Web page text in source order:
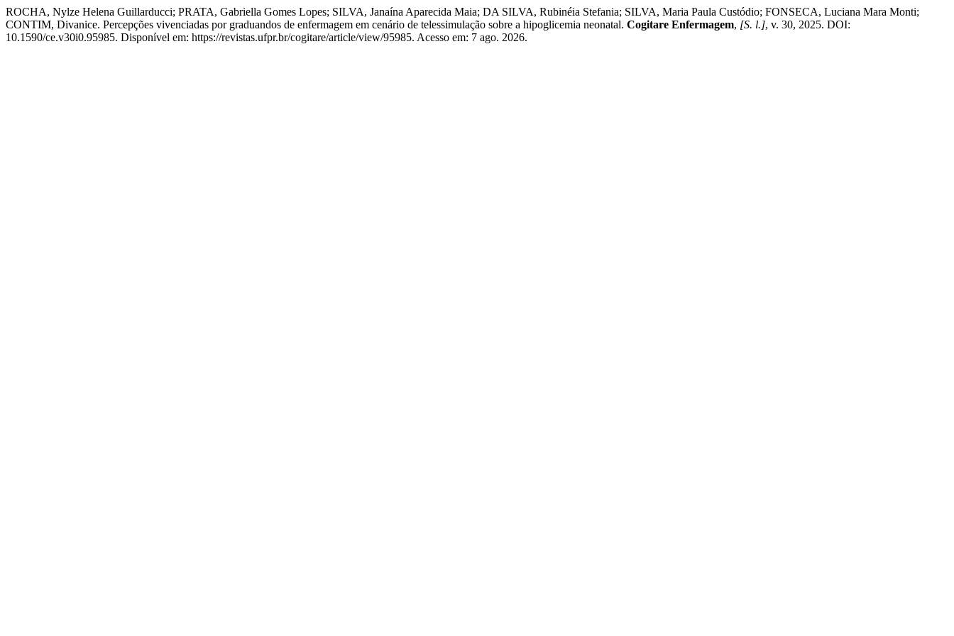
ROCHA, Nylze Helena Guillarducci; PRATA, Gabriella Gomes Lopes; SILVA, Janaína Aparecida Maia; DA SILVA, Rubinéia Stefania; SILVA, Maria Paula Custódio; FONSECA, Luciana Mara Monti;
CONTIM, Divanice. Percepções vivenciadas por graduandos de enfermagem em cenário de telessimulação sobre a hipoglicemia neonatal. Cogitare Enfermagem, [S. l.], v. 30, 2025. DOI:
10.1590/ce.v30i0.95985. Disponível em: https://revistas.ufpr.br/cogitare/article/view/95985. Acesso em: 7 ago. 2026.